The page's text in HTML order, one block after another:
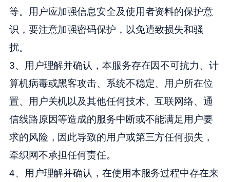
等。用户应加强信息安全及使用者资料的保护意
识，要注意加强密码保护，以免遭致损失和骚
扰。
3、用户理解并确认，本服务存在因不可抗力、计
算机病毒或黑客攻击、系统不稳定、用户所在位
置、用户关机以及其他任何技术、互联网络、通
信线路原因等造成的服务中断或不能满足用户要
求的风险，因此导致的用户或第三方任何损失，
牵织网不承担任何责任。
4、用户理解并确认，在使用本服务过程中存在来